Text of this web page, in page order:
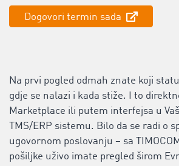
Dogovori termin sada
Na prvi pogled odmah znate koji
gdje se nalazi i kada stiže. I to
Marketplace ili putem ‌interfejsa u
TMS/ERP sistemu. Bilo da se radi o
ugovornom poslovanju – sa
pošiljke uživo imate pregled širom